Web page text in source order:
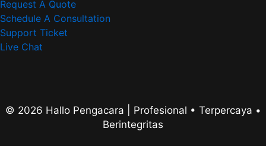
Request A Quote
Schedule A Consultation
Support Ticket
Live Chat
© 2026 Hallo Pengacara | Profesional • Terpercaya •
Berintegritas